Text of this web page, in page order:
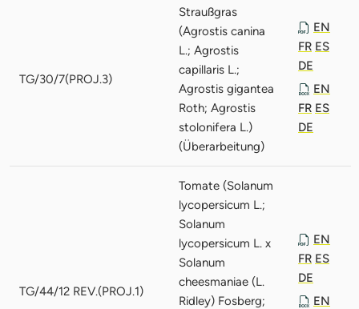
TG/30/7(PROJ.3)
Straußgras
(Agrostis canina
L.; Agrostis
capillaris L.;
Agrostis gigantea
Roth; Agrostis
stolonifera L.)
(Überarbeitung)
EN
FR ES
DE
EN
FR ES
DE
TG/44/12 REV.(PROJ.1)
Tomate (Solanum
lycopersicum L.;
Solanum
lycopersicum L. x
Solanum
cheesmaniae (L.
Ridley) Fosberg;
EN
FR ES
DE
EN